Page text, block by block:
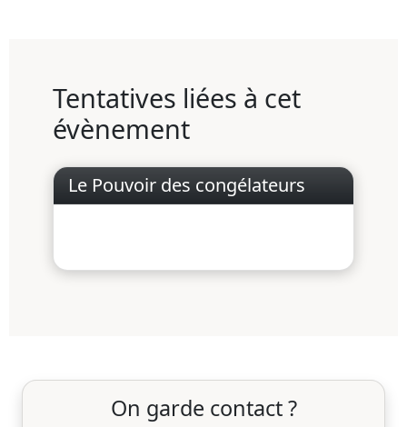
Tentatives liées à cet
évènement
Le Pouvoir des congélateurs
On garde contact ?